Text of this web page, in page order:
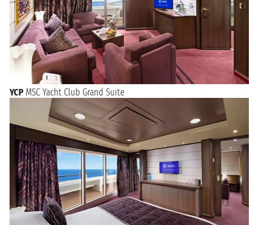
YCP MSC Yacht Club Grand Suite